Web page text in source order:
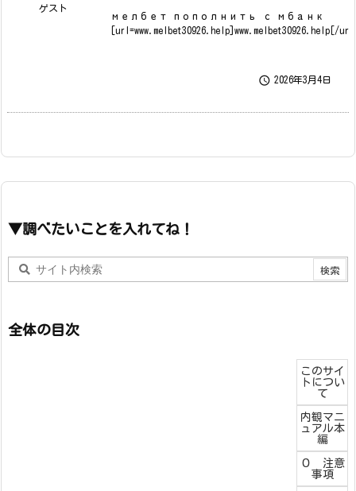
ゲスト
мелбет пополнить с мбанк
[url=www.melbet30926.help]www.melbet30926.help[/
 2026年3月4日
▼調べたいことを入れてね！
全体の目次
このサイ
トについ
て
内観マニ
ュアル本
編
０ 注意
事項